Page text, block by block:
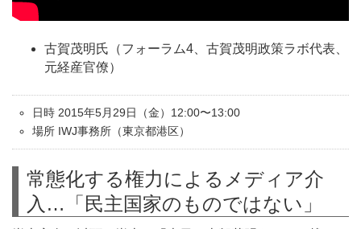
古賀茂明氏（フォーラム4、古賀茂明政策ラボ代表、
元経産官僚）
日時 2015年5月29日（金）12:00〜13:00
場所 IWJ事務所（東京都港区）
常態化する権力によるメディア介
入…「民主国家のものではない」